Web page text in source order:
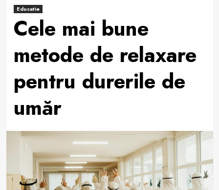
Educatie
Cele mai bune
metode de relaxare
pentru durerile de
umăr